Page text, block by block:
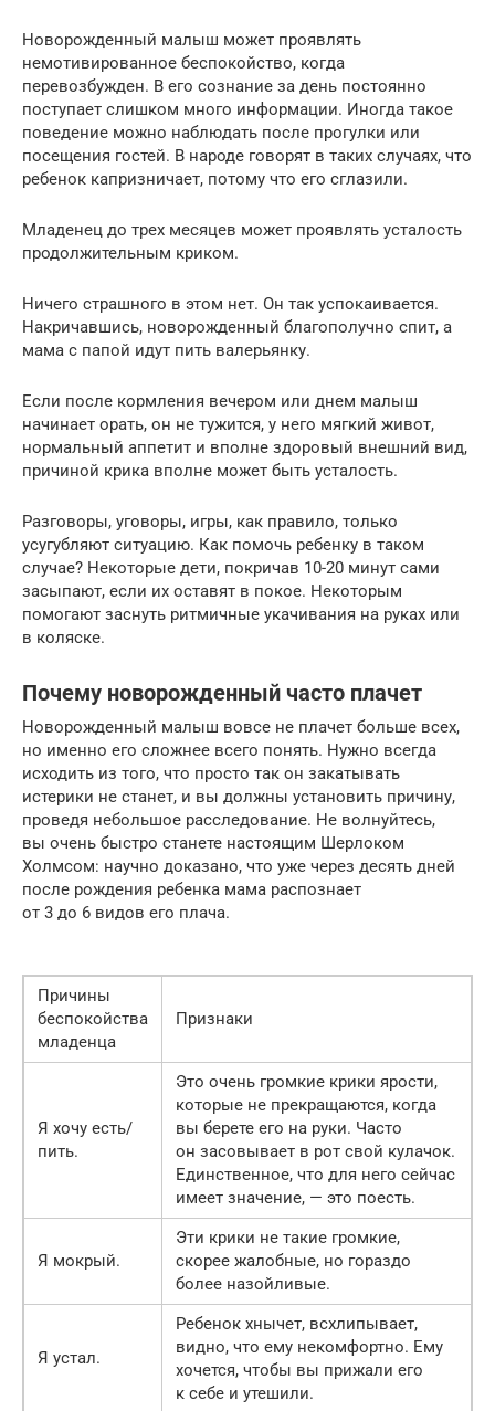
Новорожденный малыш может проявлять
немотивированное беспокойство, когда
перевозбужден. В его сознание за день постоянно
поступает слишком много информации. Иногда такое
поведение можно наблюдать после прогулки или
посещения гостей. В народе говорят в таких случаях, что
ребенок капризничает, потому что его сглазили.
Младенец до трех месяцев может проявлять усталость
продолжительным криком.
Ничего страшного в этом нет. Он так успокаивается.
Накричавшись, новорожденный благополучно спит, а
мама с папой идут пить валерьянку.
Если после кормления вечером или днем малыш
начинает орать, он не тужится, у него мягкий живот,
нормальный аппетит и вполне здоровый внешний вид,
причиной крика вполне может быть усталость.
Разговоры, уговоры, игры, как правило, только
усугубляют ситуацию. Как помочь ребенку в таком
случае? Некоторые дети, покричав 10-20 минут сами
засыпают, если их оставят в покое. Некоторым
помогают заснуть ритмичные укачивания на руках или
в коляске.
Почему новорожденный часто плачет
Новорожденный малыш вовсе не плачет больше всех,
но именно его сложнее всего понять. Нужно всегда
исходить из того, что просто так он закатывать
истерики не станет, и вы должны установить причину,
проведя небольшое расследование. Не волнуйтесь,
вы очень быстро станете настоящим Шерлоком
Холмсом: научно доказано, что уже через десять дней
после рождения ребенка мама распознает
от 3 до 6 видов его плача.
Причины
беспокойства
младенца
Признаки
Я хочу есть/
пить.
Это очень громкие крики ярости,
которые не прекращаются, когда
вы берете его на руки. Часто
он засовывает в рот свой кулачок.
Единственное, что для него сейчас
имеет значение, — это поесть.
Я мокрый.
Эти крики не такие громкие,
скорее жалобные, но гораздо
более назойливые.
Я устал.
Ребенок хнычет, всхлипывает,
видно, что ему некомфортно. Ему
хочется, чтобы вы прижали его
к себе и утешили.